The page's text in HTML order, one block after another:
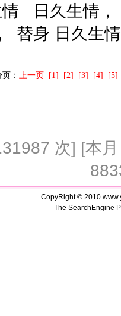
日久生情，
替身 日久生情
： 上一页 [1] [2] [3] [4] [5]
次] [本
CopyRight © 2010
The SearchEngine